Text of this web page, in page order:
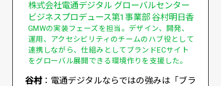
株式会社電通デジタル グローバルセンター
ビジネスプロデュース第1事業部 谷村明日香
GMWの実装フェーズを担当。デザイン、開発、
運用、アクセシビリティのチームのハブ役として
連携しながら、仕組みとしてブランドECサイト
をグローバル展開できる環境作りを支援した。
谷村：電通デジタルならではの強みは「ブラ